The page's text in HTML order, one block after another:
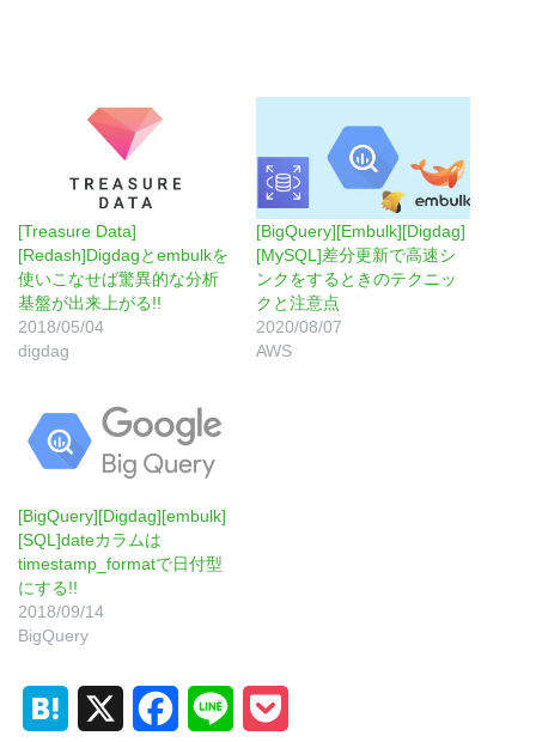
[Treasure Data]
[Redash]Digdagとembulkを
使いこなせば驚異的な分析
基盤が出来上がる!!
2018/05/04
digdag
[BigQuery][Embulk][Digdag]
[MySQL]差分更新で高速シ
ンクをするときのテクニッ
クと注意点
2020/08/07
AWS
[BigQuery][Digdag][embulk]
[SQL]dateカラムは
timestamp_formatで日付型
にする!!
2018/09/14
BigQuery